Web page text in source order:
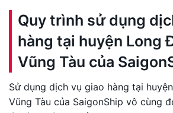
Quy trình sử dụng
hàng tại huyện Long
Vũng Tàu của
Sử dụng dịch vụ giao hàng tại
Vũng Tàu của SaigonShip vô cùng